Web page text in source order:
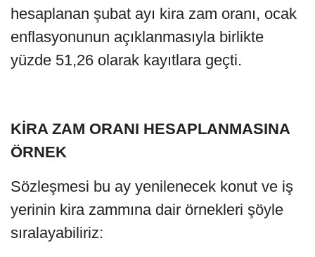
hesaplanan şubat ayı kira zam oranı, ocak
enflasyonunun açıklanmasıyla birlikte
yüzde 51,26 olarak kayıtlara geçti.
KİRA ZAM ORANI HESAPLANMASINA
ÖRNEK
Sözleşmesi bu ay yenilenecek konut ve iş
yerinin kira zammına dair örnekleri şöyle
sıralayabiliriz: